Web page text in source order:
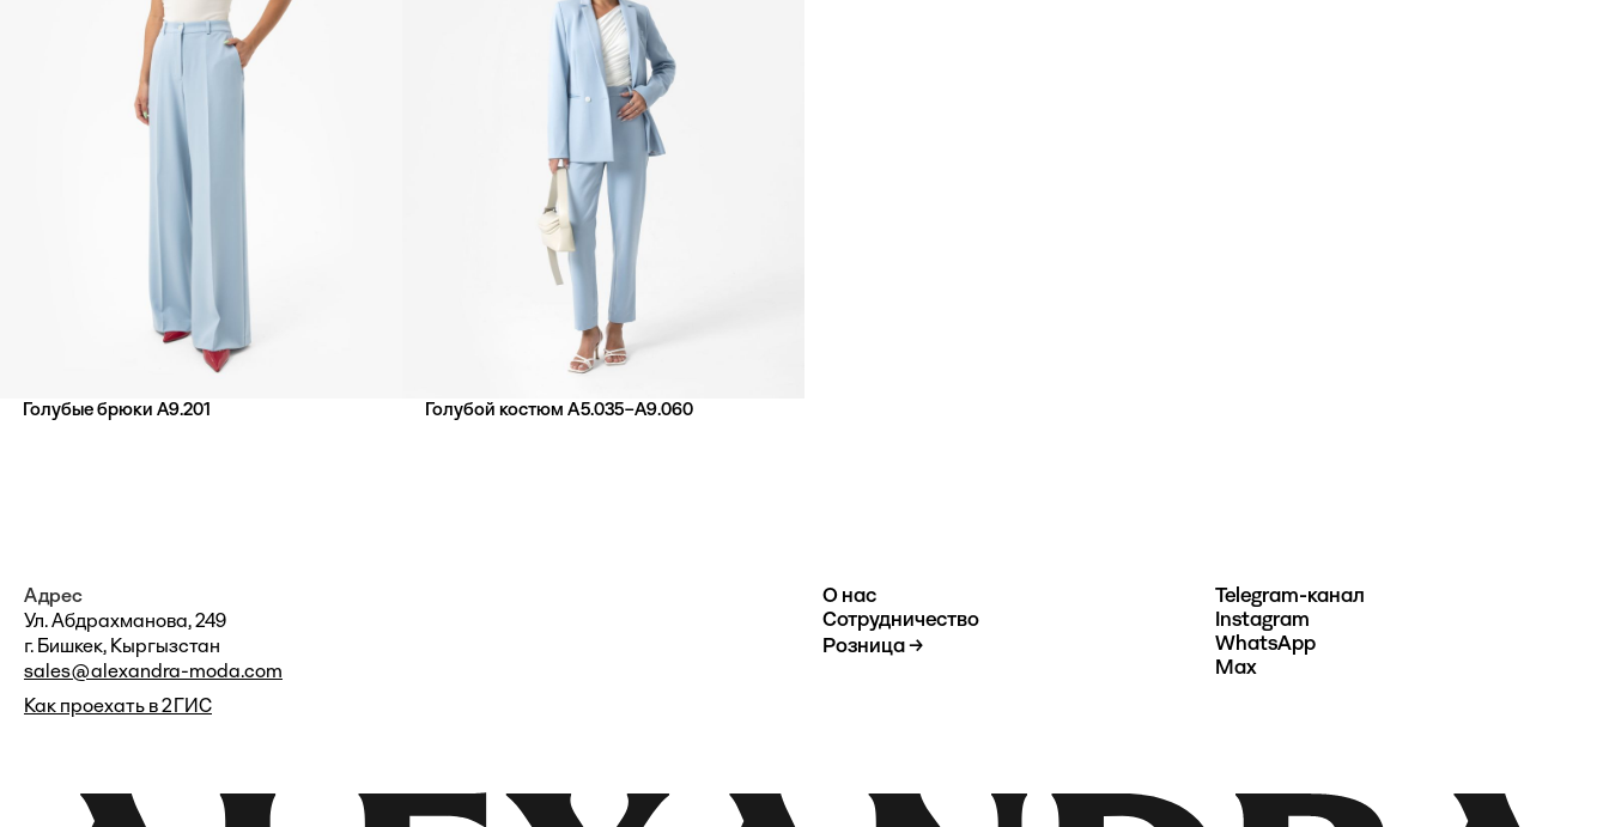
Голубые брюки А9.201 Голубой костюм А5.035–А9.060
Адрес
Ул. Абдрахманова, 249
г. Бишкек, Кыргызстан
sales@alexandra-moda.com
Как проехать в 2ГИС
О нас
Сотрудничество
Розница →
Telegram-канал
Instagram
WhatsApp
Max